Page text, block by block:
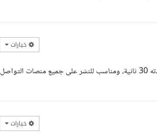
خيارات
مرحبا، مستعد لتنفيذ فيديو موشن جرافيك تعليمي احترافي لأكاديمية التسويق الرقمي، مدته 30 ثانية، ومناسب للنشر على جميع منصات التواصل
خيارات